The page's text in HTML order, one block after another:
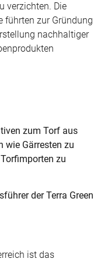
verzichten. Die
führten zur Gründung
nachhaltiger
zum Torf aus
wie Gärresten zu
zu
der Terra Green
ist das